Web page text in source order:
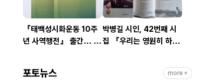
『태백성시화운동 10주
년 사역행전』 출간… 교
박병길 시인, 42번째 시
집 『우리는 영원히 하
포토뉴스 more +